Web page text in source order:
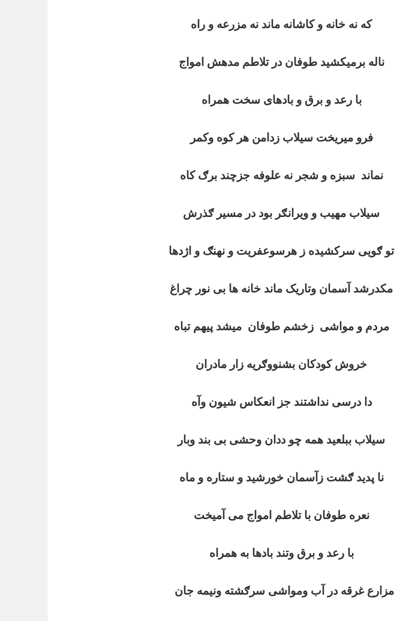
که نه خانه و کاشانه ماند نه مزرعه و راه
ناله برمیکشید طوفان در تلاطم مدهش امواج
با رعد و برق و بادهای سخت همراه
فرو میریخت سیلاب زدامن هر کوه وکمر
نماند سبزه و شجر نه علوفه جزچند برګ کاه
سیلاب مهیب و ویرانګر بود در مسیر ګذرش
تو ګویی سرکشیده ز هرسوعفریت و نهنګ و اژدها
مکدرشد آسمان وتاریک ماند خانه ها بی نور چراغ
مردم و مواشی زخشم طوفان میشد پیهم تباه
خروش کودکان بشنووګریه زار مادران
دا درسی نداشتند جز انعکاس شیون وآه
سیلاب ببلعید همه چو ددان وحشی بی بند وبار
نا پدید ګشت زآسمان خورشید و ستاره و ماه
نعره طوفان با تلاطم امواج می آمیخت
با رعد و برق وتند بادها به همراه
مزارع غرقه در آب ومواشی سرګشته ونیمه جان